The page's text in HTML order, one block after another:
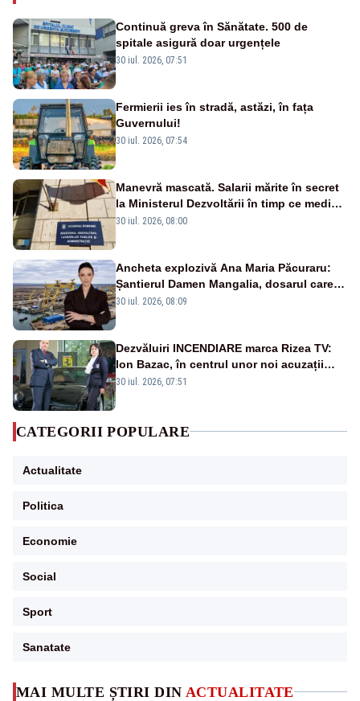
MAI MULTE ȘTIRI DIN ACTUALITATE
Continuă greva în Sănătate. 500 de
spitale asigură doar urgențele
30 iul. 2026, 07:51
Fermierii ies în stradă, astăzi, în fața
Guvernului!
30 iul. 2026, 07:54
Manevră mascată. Salarii mărite în secret
la Ministerul Dezvoltării în timp ce medicii
ies în stradă
30 iul. 2026, 08:00
Ancheta explozivă Ana Maria Păcuraru:
Șantierul Damen Mangalia, dosarul care
scufundă apărarea României
30 iul. 2026, 08:09
Dezvăluiri INCENDIARE marca Rizea TV:
Ion Bazac, în centrul unor noi acuzații
publice
30 iul. 2026, 07:51
CATEGORII POPULARE
Actualitate
Politica
Economie
Social
Sport
Sanatate